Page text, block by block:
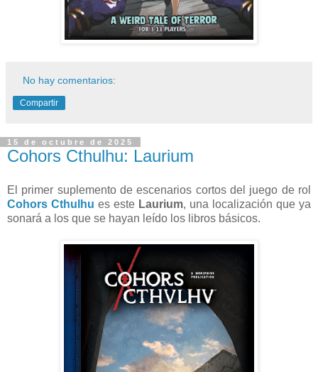
No hay comentarios:
Compartir
15 de octubre de 2025
Cohors Cthulhu: Laurium
El primer suplemento de escenarios cortos del juego de rol
Cohors Cthulhu es este Laurium, una localización que ya
sonará a los que se hayan leído los libros básicos.